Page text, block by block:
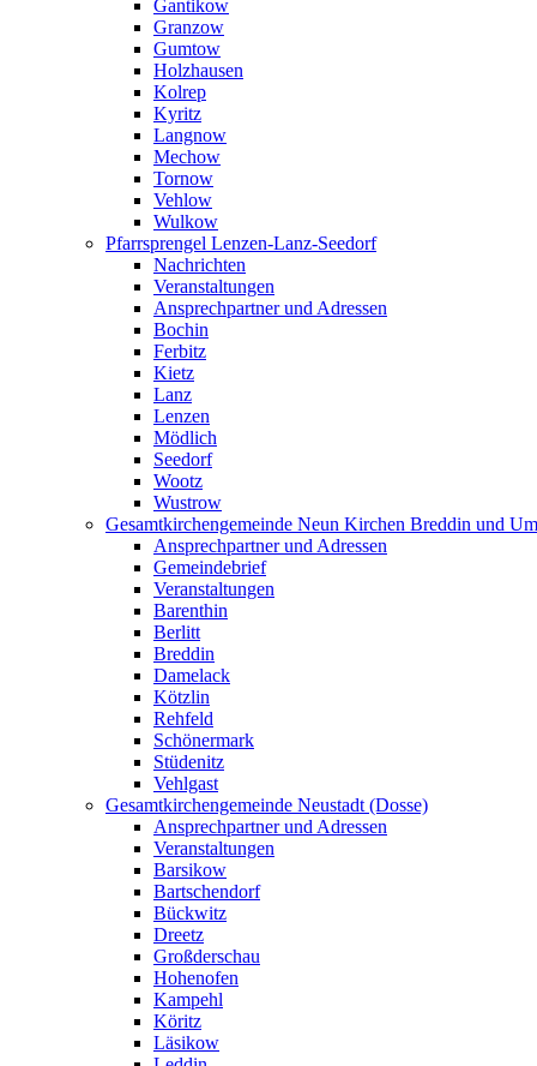
Gantikow
Granzow
Gumtow
Holzhausen
Kolrep
Kyritz
Langnow
Mechow
Tornow
Vehlow
Wulkow
Pfarrsprengel Lenzen-Lanz-Seedorf
Nachrichten
Veranstaltungen
Ansprechpartner und Adressen
Bochin
Ferbitz
Kietz
Lanz
Lenzen
Mödlich
Seedorf
Wootz
Wustrow
Gesamtkirchengemeinde Neun Kirchen Breddin und
Ansprechpartner und Adressen
Gemeindebrief
Veranstaltungen
Barenthin
Berlitt
Breddin
Damelack
Kötzlin
Rehfeld
Schönermark
Stüdenitz
Vehlgast
Gesamtkirchengemeinde Neustadt (Dosse)
Ansprechpartner und Adressen
Veranstaltungen
Barsikow
Bartschendorf
Bückwitz
Dreetz
Großderschau
Hohenofen
Kampehl
Köritz
Läsikow